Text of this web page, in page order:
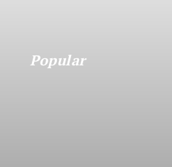
Popular